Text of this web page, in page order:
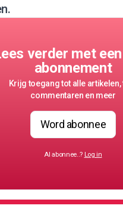
verder met
abonnement
Krijg toegang tot alle artikelen,
commentaren en meer
Word abonnee
Al abonnee..? Log in